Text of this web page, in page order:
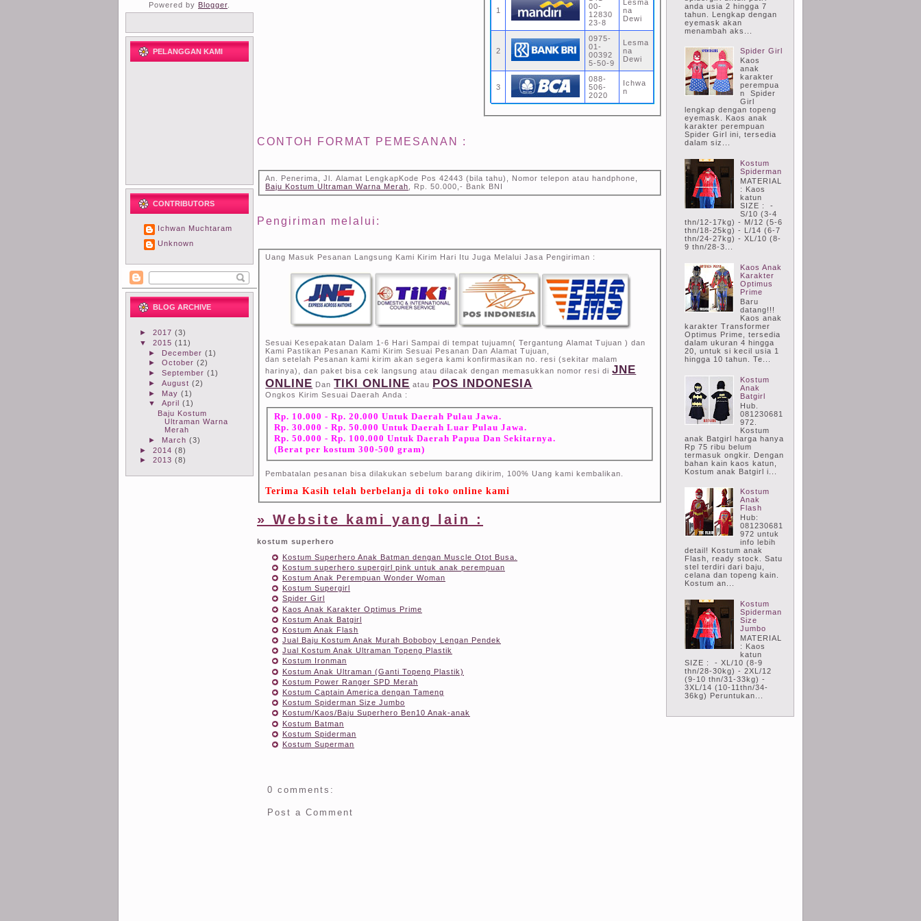
Powered by Blogger
PELANGGAN KAMI
CONTRIBUTORS
Ichwan Muchtaram
Unknown
BLOG ARCHIVE
► 2017 (3)
▼ 2015 (11)
► December(1)
►October(2)
►September(1)
►August(2)
► May(1)
▼April(1)
Baju Kostum
Ultraman Warna
Merah
► March(3)
► 2014 (8)
► 2013 (8)
1
00-
12830
23-8
Lesma
na
Dewi
2
0975-
01-
00392
5-50-9
Lesma
na
Dewi
3
088-
506-
2020
Ichwa
n
CONTOH FORMAT PEMESANAN :
An. Penerima, Jl. Alamat LengkapKode Pos 42443 (bila tahu), Nomor telepon atau handphone,
Baju Kostum Ultraman Warna Merah
, Rp. 50.000,- Bank BNI
Pengiriman melalui:
Uang Masuk Pesanan Langsung Kami Kirim Hari Itu Juga Melalui Jasa Pengiriman :
Sesuai Kesepakatan Dalam 1-6 Hari Sampai di tempat tujuamn( Tergantung Alamat Tujuan ) dan
Kami Pastikan Pesanan Kami Kirim Sesuai Pesanan Dan Alamat Tujuan,
dan setelah Pesanan kami kirim akan segera kami konfirmasikan no. resi (sekitar malam
harinya), dan paket bisa cek langsung atau dilacak dengan memasukkan nomor resi diJNE
ONLINE Dan TIKI ONLINE atau POS INDONESIA
Ongkos Kirim Sesuai Daerah Anda :
Rp. 10.000 - Rp. 20.000 Untuk Daerah Pulau Jawa.
Rp. 30.000 - Rp. 50.000 Untuk Daerah Luar Pulau Jawa.
Rp. 50.000 - Rp. 100.000 Untuk Daerah Papua Dan Sekitarnya.
(Berat per kostum 300-500 gram)
Pembatalan pesanan bisa dilakukan sebelum barang dikirim, 100% Uang kami kembalikan.
Terima Kasih telah berbelanja di toko online kami
» Website kami yang lain :
kostum superhero
Kostum Superhero Anak Batman dengan Muscle Otot Busa.
Kostum superhero supergirl pink untuk anak perempuan
Kostum Anak Perempuan Wonder Woman
Kostum Supergirl
Spider Girl
Kaos Anak Karakter Optimus Prime
Kostum Anak Batgirl
Kostum Anak Flash
Jual Baju Kostum Anak Murah Boboboy Lengan Pendek
Jual Kostum Anak Ultraman Topeng Plastik
Kostum Ironman
Kostum Anak Ultraman (Ganti Topeng Plastik)
Kostum Power Ranger SPD Merah
Kostum Captain America dengan Tameng
Kostum Spiderman Size Jumbo
Kostum/Kaos/Baju Superhero Ben10 Anak-anak
Kostum Batman
Kostum Spiderman
Kostum Superman
0 comments:
Post a Comment
anda usia 2 hingga 7
tahun. Lengkap dengan
eyemask akan
menambah aks...
Spider Girl
Kaos
anak
karakter
perempua
n Spider
Girl
lengkap dengan topeng
eyemask. Kaos anak
karakter perempuan
Spider Girl ini, tersedia
dalam siz...
Kostum
Spiderman
MATERIAL
: Kaos
katun
SIZE : -
S/10 (3-4
thn/12-17kg) - M/12 (5-6
thn/18-25kg) - L/14 (6-7
thn/24-27kg) - XL/10 (8-
9 thn/28-3...
Kaos Anak
Karakter
Optimus
Prime
Baru
datang!!!
Kaos anak
karakter Transformer
Optimus Prime, tersedia
dalam ukuran 4 hingga
20, untuk si kecil usia 1
hingga 10 tahun. Te...
Kostum
Anak
Batgirl
Hub.
081230681
972.
Kostum
anak Batgirl harga hanya
Rp 75 ribu belum
termasuk ongkir. Dengan
bahan kain kaos katun,
Kostum anak Batgirl i...
Kostum
Anak
Flash
Hub:
081230681
972 untuk
info lebih
detail! Kostum anak
Flash, ready stock. Satu
stel terdiri dari baju,
celana dan topeng kain.
Kostum an...
Kostum
Spiderman
Size
Jumbo
MATERIAL
: Kaos
katun
SIZE : - XL/10 (8-9
thn/28-30kg) - 2XL/12
(9-10 thn/31-33kg) -
3XL/14 (10-11thn/34-
36kg) Peruntukan...